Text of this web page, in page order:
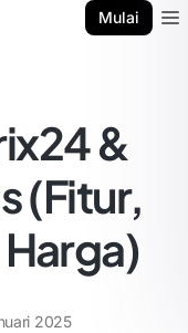
Mulai
&
(Fitur,
2025